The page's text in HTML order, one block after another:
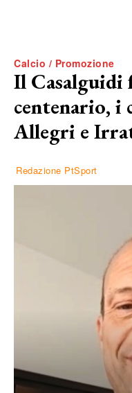
Calcio / Promozione
Il Casalguidi
centenario, i
Allegri e
Redazione PtSport